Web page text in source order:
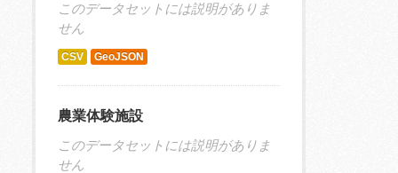
このデータセットには説明がありま
せん
CSV GeoJSON
農業体験施設
このデータセットには説明がありま
せん